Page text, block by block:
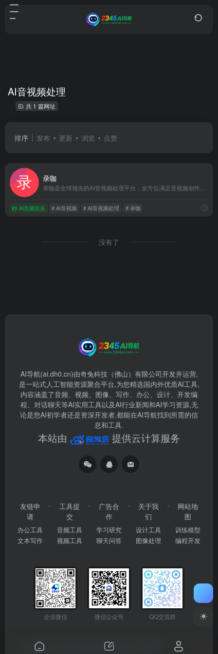
AI音视频处理
共 1 篇网址
排序 发布 更新 浏览 点赞
录咖
AI音频音乐 # AI音视频 # AI音视频处理 # 录咖
没有了
AI导航(ai.dh0.cn)由奇兔科技（佛山）有限公司开发并运营,
是一站式人工智能资源聚合平台,为您精选国内外优质AI工具,
内容涵盖了音频、视频、图像、写作、办公、设计、开发编
程、对话聊天等AI实用工具以及AI行业新闻和AI学习资源,无
论是您AI初学者还是资深开发者,都能在AI导航找到所需的信
息和工具.
本站由 提供云计算服务
友链申
请
办公工具
文本写作
工具提
交
音频工具
视频工具
广告合
作
学习研究
聊天问答
关于我
们
设计工具
图像处理
网站地
图
训练模型
编程开发
企业微信 微信公众号 QQ交流群
Copyright © 2026 粤ICP备2024177666号